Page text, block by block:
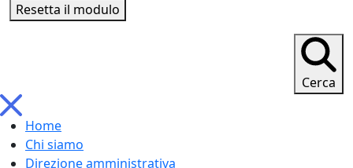
Resetta il modulo
Cerca
Home
Chi siamo
Direzione amministrativa